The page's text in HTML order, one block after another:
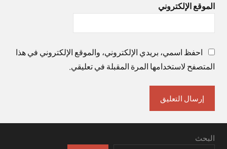
الموقع الإلكتروني
احفظ اسمي، بريدي الإلكتروني، والموقع الإلكتروني في هذا
المتصفح لاستخدامها المرة المقبلة في تعليقي.
البحث